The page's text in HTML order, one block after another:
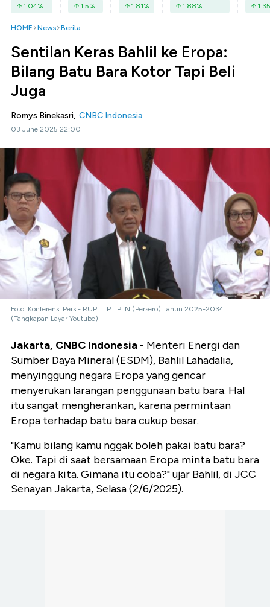
1.04% 1.5% 1.81% 1.88% 1.35
HOME News Berita
Sentilan Keras Bahlil ke Eropa:
Bilang Batu Bara Kotor Tapi Beli
Juga
Romys Binekasri, CNBC Indonesia
03 June 2025 22:00
Foto: Konferensi Pers - RUPTL PT PLN (Persero) Tahun 2025-2034.
(Tangkapan Layar Youtube)
Jakarta, CNBC Indonesia - Menteri Energi dan
Sumber Daya Mineral (ESDM), Bahlil Lahadalia,
menyinggung negara Eropa yang gencar
menyerukan larangan penggunaan batu bara. Hal
itu sangat mengherankan, karena permintaan
Eropa terhadap batu bara cukup besar.
"Kamu bilang kamu nggak boleh pakai batu bara?
Oke. Tapi di saat bersamaan Eropa minta batu bara
di negara kita. Gimana itu coba?" ujar Bahlil, di JCC
Senayan Jakarta, Selasa (2/6/2025).